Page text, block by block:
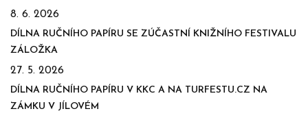
8. 6. 2026
DÍLNA RUČNÍHO PAPÍRU SE ZÚČASTNÍ KNIŽNÍHO FESTIVALU
ZÁLOŽKA
27. 5. 2026
DÍLNA RUČNÍHO PAPÍRU V KKC A NA TURFESTU.CZ NA
ZÁMKU V JÍLOVÉM